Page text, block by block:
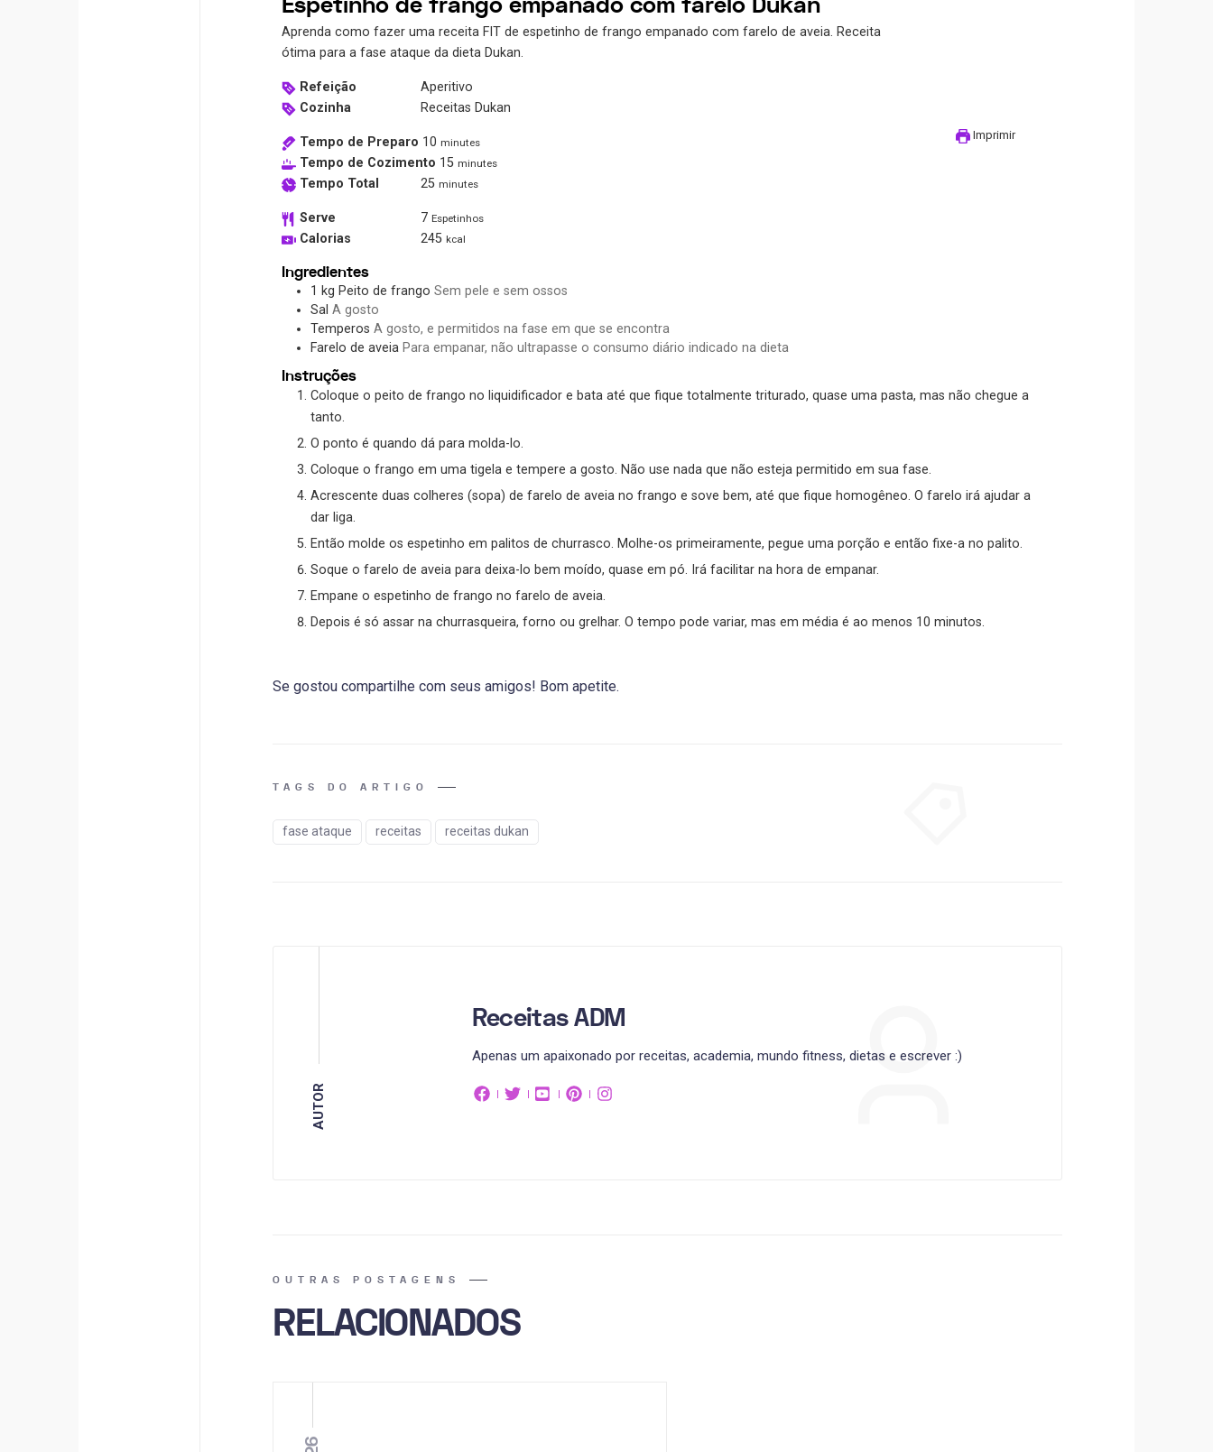
Imprimir
Aprenda como fazer uma receita FIT de espetinho de frango empanado com farelo de aveia. Receita
ótima para a fase ataque da dieta Dukan.
Refeição
Aperitivo
Cozinha
Receitas Dukan
Tempo de Preparo 10 minutes
Tempo de Cozimento 15 minutes
Tempo Total 25 minutes
Serve 7 Espetinhos
Calorias 245 kcal
Ingredientes
1 kg Peito de frango Sem pele e sem ossos
Sal A gosto
Temperos A gosto, e permitidos na fase em que se encontra
Farelo de aveia Para empanar, não ultrapasse o consumo diário indicado na dieta
Instruções
Coloque o peito de frango no liquidificador e bata até que fique totalmente triturado, quase uma pasta, mas não chegue a
tanto.
O ponto é quando dá para molda-lo.
Coloque o frango em uma tigela e tempere a gosto. Não use nada que não esteja permitido em sua fase.
Acrescente duas colheres (sopa) de farelo de aveia no frango e sove bem, até que fique homogêneo. O farelo irá ajudar a
dar liga.
Então molde os espetinho em palitos de churrasco. Molhe-os primeiramente, pegue uma porção e então fixe-a no palito.
Soque o farelo de aveia para deixa-lo bem moído, quase em pó. Irá facilitar na hora de empanar.
Empane o espetinho de frango no farelo de aveia.
Depois é só assar na churrasqueira, forno ou grelhar. O tempo pode variar, mas em média é ao menos 10 minutos.
Se gostou compartilhe com seus amigos! Bom apetite.
TAGS DO ARTIGO
fase ataque receitas receitas dukan
AUTOR
Receitas ADM
Apenas um apaixonado por receitas, academia, mundo fitness, dietas e escrever :)
OUTRAS POSTAGENS
RELACIONADOS